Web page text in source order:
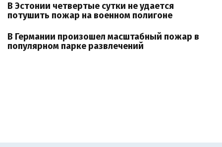
В Эстонии четвертые сутки не удается
потушить пожар на военном полигоне
В Германии произошел масштабный пожар в
популярном парке развлечений